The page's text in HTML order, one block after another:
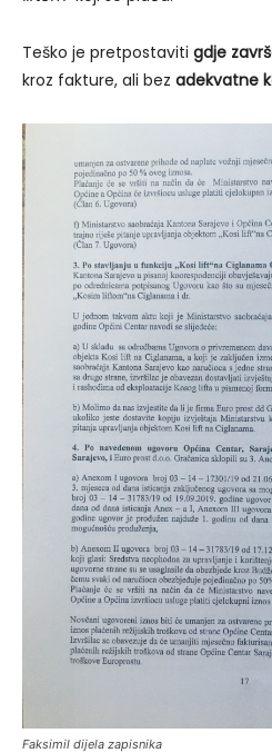
Teško je pretpostaviti gdje
kroz fakture, ali bez adekvatne
Faksimil dijela zapisnika